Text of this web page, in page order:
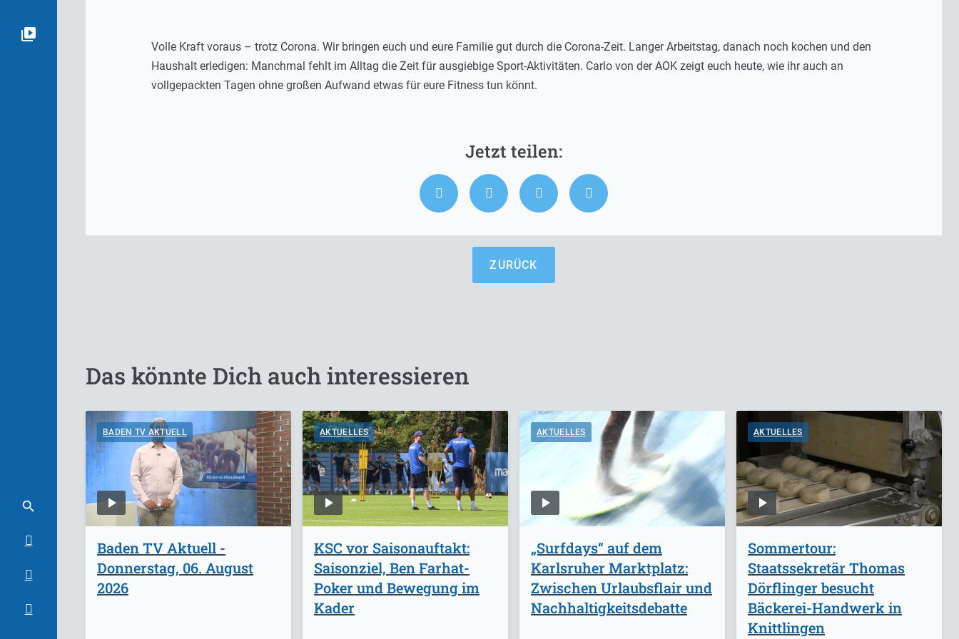
Volle Kraft voraus – trotz Corona. Wir bringen euch und eure Familie gut durch die Corona-Zeit. Langer Arbeitstag, danach noch kochen und den
Haushalt erledigen: Manchmal fehlt im Alltag die Zeit für ausgiebige Sport-Aktivitäten. Carlo von der AOK zeigt euch heute, wie ihr auch an
vollgepackten Tagen ohne großen Aufwand etwas für eure Fitness tun könnt.
ZURÜCK
Das könnte Dich auch interessieren
BADEN TV AKTUELL
Baden TV Aktuell -
Donnerstag, 06. August
2026
AKTUELLES
KSC vor Saisonauftakt:
Saisonziel, Ben Farhat-
Poker und Bewegung im
Kader
AKTUELLES
„Surfdays“ auf dem
Karlsruher Marktplatz:
Zwischen Urlaubsflair und
Nachhaltigkeitsdebatte
AKTUELLES
Sommertour:
Staatssekretär Thomas
Dörflinger besucht
Bäckerei-Handwerk in
Knittlingen